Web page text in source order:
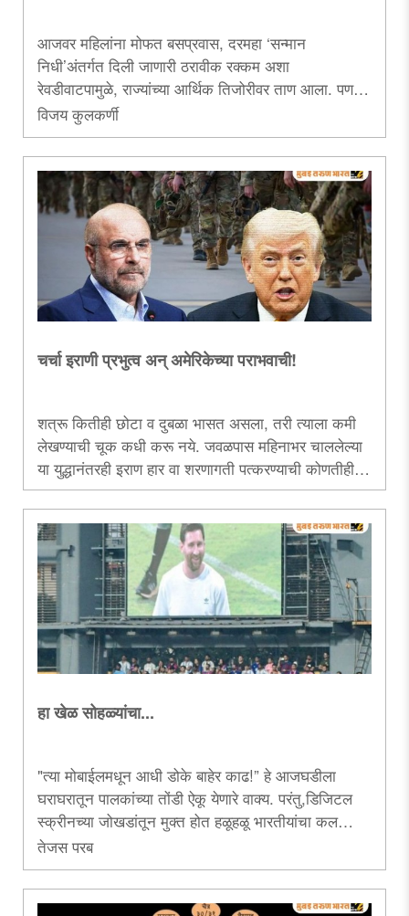
आजवर महिलांना मोफत बसप्रवास, दरमहा ‘सन्मान
निधी’अंतर्गत दिली जाणारी ठरावीक रक्कम अशा
रेवडीवाटपामुळे, राज्यांच्या आर्थिक तिजोरीवर ताण आला. पण,
तामिळनाडूच्या द्रमुक सरकारने आता रेवड्यांच्या यादीत
वस्तूखरेदीच्या कुपन्सची भर घालून, महिलांची मते पदरात
पाडण्याचा नवीन पायंडा पाडला आहे, जो राज्याच्या
अर्थस्वास्थ्याच्या दृष्टीने सर्वस्वी घातक ठरू शकतो...
विजय कुलकर्णी
चर्चा इराणी प्रभुत्व अन् अमेरिकेच्या पराभवाची!
शत्रू कितीही छोटा व दुबळा भासत असला, तरी त्याला कमी
लेखण्याची चूक कधी करू नये. जवळपास महिनाभर चाललेल्या
या युद्धानंतरही इराण हार वा शरणागती पत्करण्याची कोणतीही
चिन्हे दिसत नसल्याने अमेरिका आता या दिशाहीन युद्धातून बाहेर
पडण्याचा प्रयत्न करीत आहे. तिने पाच दिवसांचा एकतर्फी
युद्धविराम जाहीर करून आपण कमजोर असल्याचे दाखवून दिले
आहे. आता खेळी इराणच्या हाती आली आहे...
हा खेळ सोहळ्यांचा...
"त्या मोबाईलमधून आधी डोके बाहेर काढ!” हे आजघडीला
घराघरातून पालकांच्या तोंडी ऐकू येणारे वाक्य. परंतु,डिजिटल
स्क्रीनच्या जोखडांतून मुक्त होत हळूहळू भारतीयांचा कल
‘एसपीरियन्स इकोनॉमी’ला हातभार लागेल, अशा सोहळ्यांकडेही
वळलेला दिसतो. त्याचेच हे आकलन.....
तेजस परब